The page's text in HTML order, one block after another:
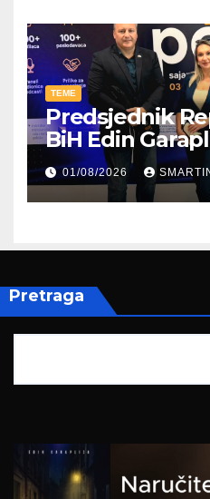
TEME
Predsjednik
BiH Edin
prisustvovao
Federalnog
zapošljavanja
01/08/2026
Pretraga